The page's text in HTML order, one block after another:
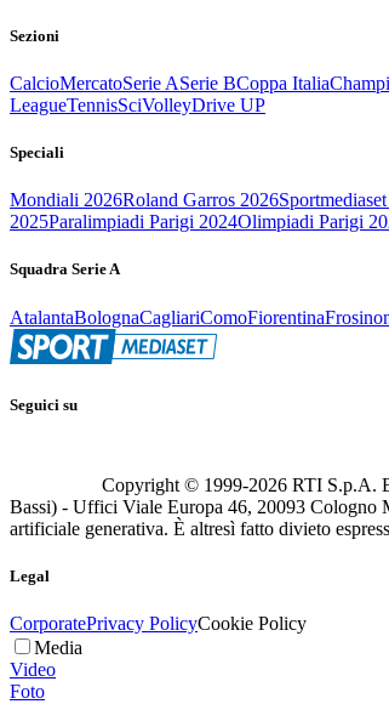
Sezioni
CalcioMercatoSerie ASerie BCoppa Italia
LeagueTennisSciVolleyDrive UP
Speciali
Mondiali 2026Roland Garros 2026
2025Paralimpiadi Parigi 2024Olimpiadi Parigi
Squadra Serie A
AtalantaBolognaCagliariComoFiorentina
Seguici su
Copyright © 1999-2026 RTI S.p.A.
Bassi) - Uffici Viale Europa 46, 20093 Cologno
artificiale generativa. È altresì fatto divieto
Legal
CorporatePrivacy PolicyCookie Policy
Media
Video
Foto